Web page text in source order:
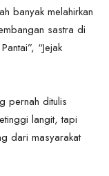
banyak melahirkan
sastra di
“Jejak
pernah ditulis
langit, tapi
dari masyarakat